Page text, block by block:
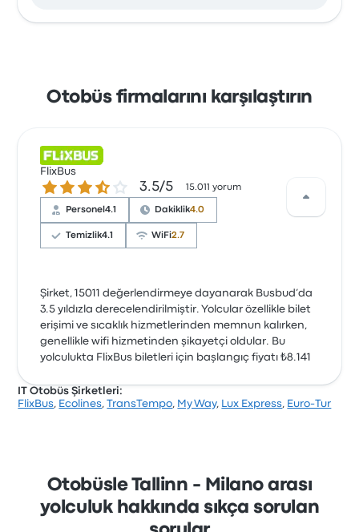
Otobüs firmalarını karşılaştırın
FlixBus
3.5 üzerinden 5 yıldız
3.5/5 15.011 yorum
Personel4.1 Dakiklik4.0
Temizlik4.1 WiFi2.7
Şirket, 15011 değerlendirmeye dayanarak Busbud’da
3.5 yıldızla derecelendirilmiştir. Yolcular özellikle bilet
erişimi ve sıcaklık hizmetlerinden memnun kalırken,
genellikle wifi hizmetinden şikayetçi oldular. Bu
yolculukta FlixBus biletleri için başlangıç fiyatı ₺8.141
IT Otobüs Şirketleri:
FlixBus, Ecolines,TransTempo, My Way, Lux Express, Euro-Tur
Otobüsle Tallinn - Milano arası
yolculuk hakkında sıkça sorulan